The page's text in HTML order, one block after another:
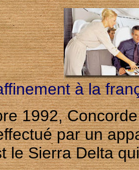
à la
1992,
par un
le Sierra Delta